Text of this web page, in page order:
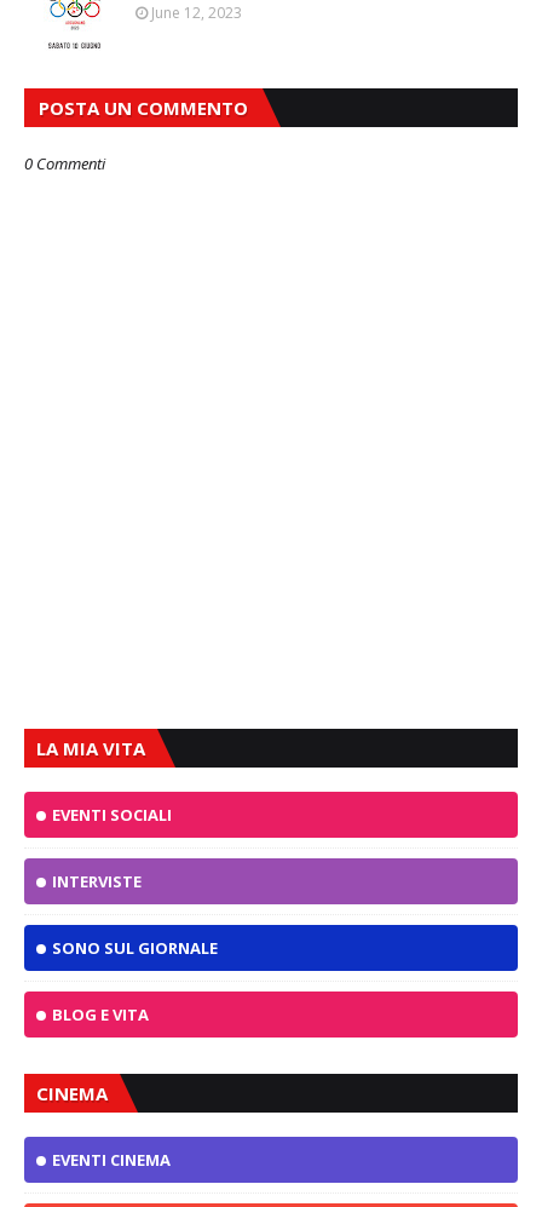
June 12, 2023
POSTA UN COMMENTO
0 Commenti
LA MIA VITA
EVENTI SOCIALI
INTERVISTE
SONO SUL GIORNALE
BLOG E VITA
CINEMA
EVENTI CINEMA